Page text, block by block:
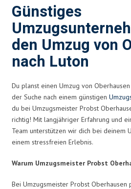
Günstiges
den Umzug von
nach Luton
Du planst einen Umzug von
der Suche nach einem günstigen
du bei Umzugsmeister Probst
richtig! Mit langjähriger Erfahrung und
Team unterstützen wir dich bei deinem
einem stressfreien Erlebnis.
Warum Umzugsmeister Probst
Bei Umzugsmeister Probst